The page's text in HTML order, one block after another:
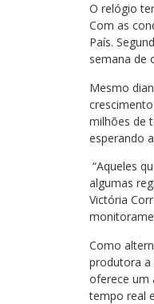
O relógio
Com as
País.
semana de
Mesmo
milhões de
esperando
“Aqueles
algumas
Victória
Como
produtora a
oferece um
tempo real